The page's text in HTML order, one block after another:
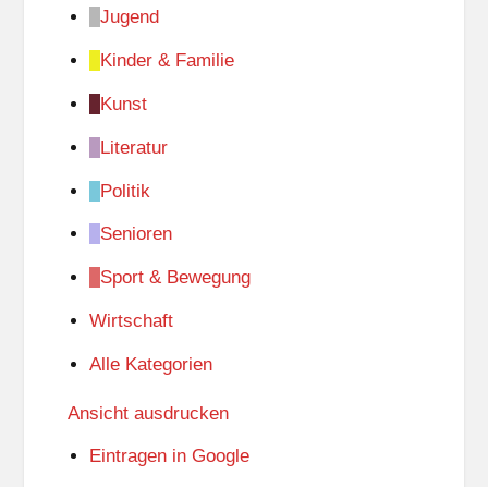
Jugend
Kinder & Familie
Kunst
Literatur
Politik
Senioren
Sport & Bewegung
Wirtschaft
Alle Kategorien
Ansicht ausdrucken
Eintragen in Google